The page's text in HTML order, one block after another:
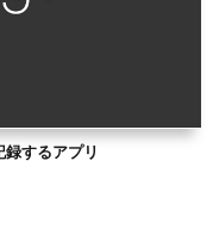
するアプリ